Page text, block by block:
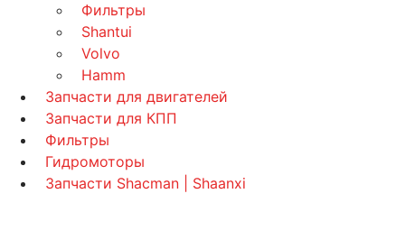
Фильтры
Shantui
Volvo
Hamm
Запчасти для двигателей
Запчасти для КПП
Фильтры
Гидромоторы
Запчасти Shacman | Shaanxi